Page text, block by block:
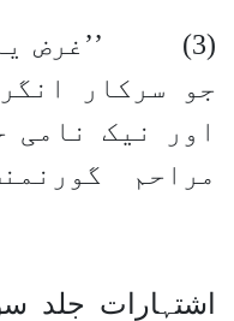
(3) ’’غرض
جو سرکار
اور نیک نامی
مراحم